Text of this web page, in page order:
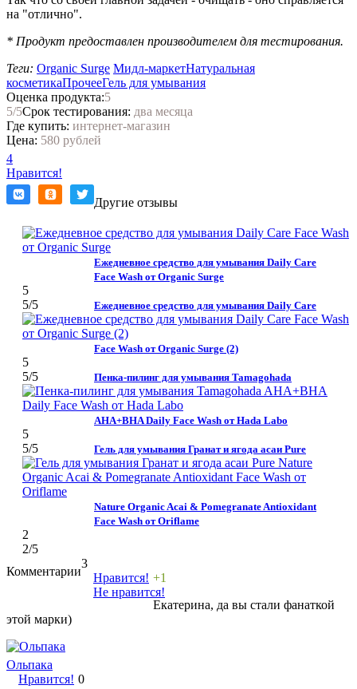
на "отлично".
* Продукт предоставлен производителем для тестирования.
Теги: Organic Surge Мидл-маркетНатуральная
косметикаПрочееГель для умывания
Оценка продукта:5
5/5Срок тестирования: два месяца
Где купить: интернет-магазин
Цена: 580 рублей
4
Нравится!
Другие отзывы
Ежедневное средство для умывания Daily Care
Face Wash от Organic Surge
5
5/5 Ежедневное средство для умывания Daily Care
Face Wash от Organic Surge (2)
5
5/5 Пенка-пилинг для умывания Tamagohada
AHA+BHA Daily Face Wash от Hada Labo
5
5/5 Гель для умывания Гранат и ягода асаи Pure
Nature Organic Acai & Pomegranate Antioxidant
Face Wash от Oriflame
2
2/5
Комментарии
3
Нравится!
Не нравится!
+1
Екатерина, да вы стали фанаткой
этой марки)
Ольпака
Нравится! 0